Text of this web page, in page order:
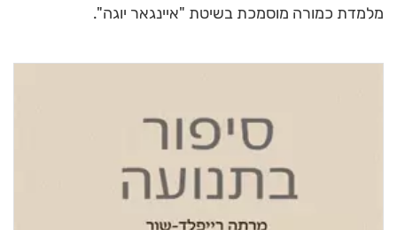
מלמדת כמורה מוסמכת בשיטת "איינגאר יוגה".